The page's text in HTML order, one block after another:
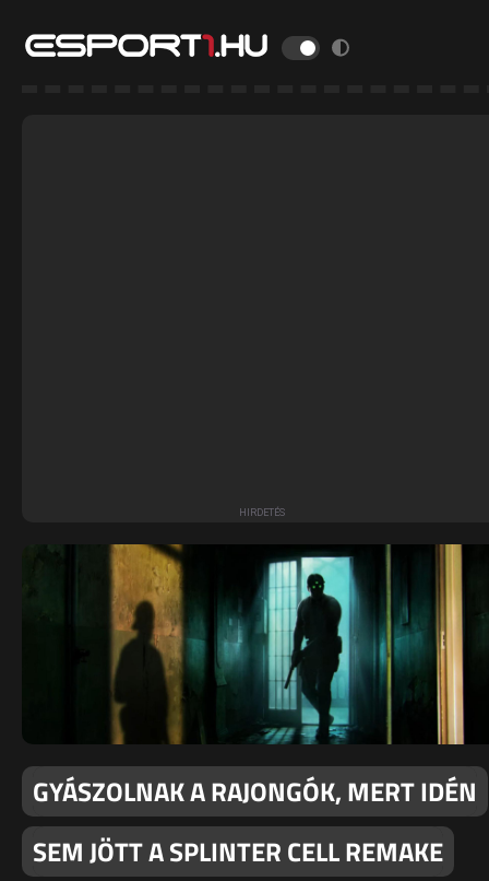
GYÁSZOLNAK A RAJONGÓK, MERT IDÉN
SEM JÖTT A SPLINTER CELL REMAKE